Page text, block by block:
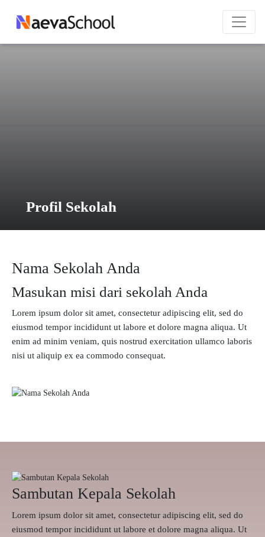
Profil Sekolah
Nama Sekolah Anda
Masukan misi dari sekolah Anda
Lorem ipsum dolor sit amet, consectetur adipiscing elit, sed do
eiusmod tempor incididunt ut labore et dolore magna aliqua. Ut
enim ad minim veniam, quis nostrud exercitation ullamco laboris
nisi ut aliquip ex ea commodo consequat.
Sambutan Kepala Sekolah
Lorem ipsum dolor sit amet, consectetur adipiscing elit, sed do
eiusmod tempor incididunt ut labore et dolore magna aliqua. Ut